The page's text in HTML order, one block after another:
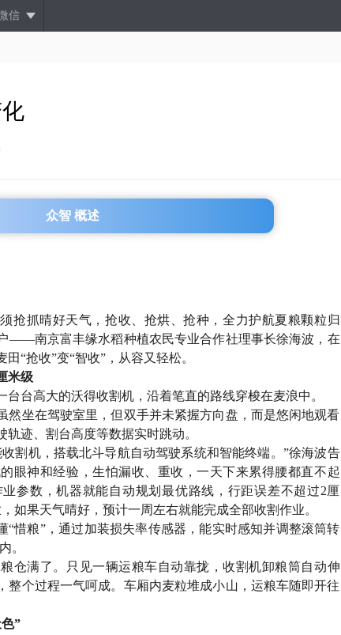
信
众智 概述
抢抓晴好天气，抢收、抢烘、抢种，全力护航夏粮颗粒归
——南京富丰缘水稻种植农民专业合作社理事长徐海波，在
“抢收”变“智收”，从容又轻松。
米级
台高大的沃得收割机，沿着笔直的路线穿梭在麦浪中。
然坐在驾驶室里，但双手并未紧握方向盘，而是悠闲地观看
迹、割台高度等数据实时跳动。
割机，搭载北斗导航自动驾驶系统和智能终端。”徐海波告
眼神和经验，生怕漏收、重收，一天下来累得腰都直不起
参数，机器就能自动规划最优路线，行距误差不超过2厘
如果天气晴好，预计一周左右就能完成全部收割作业。
“惜粮”，通过加装损失率传感器，能实时感知并调整滚筒转
。
仓满了。只见一辆运粮车自动靠拢，收割机卸粮筒自动伸
整个过程一气呵成。车厢内麦粒堆成小山，运粮车随即开往
”